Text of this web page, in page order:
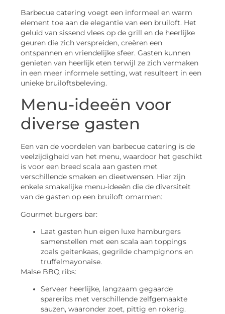
Barbecue catering voegt een informeel en warm
element toe aan de elegantie van een bruiloft. Het
geluid van sissend vlees op de grill en de heerlijke
geuren die zich verspreiden, creëren een
ontspannen en vriendelijke sfeer. Gasten kunnen
genieten van heerlijk eten terwijl ze zich vermaken
in een meer informele setting, wat resulteert in een
unieke bruiloftsbeleving.
Menu-ideeën voor
diverse gasten
Een van de voordelen van barbecue catering is de
veelzijdigheid van het menu, waardoor het geschikt
is voor een breed scala aan gasten met
verschillende smaken en dieetwensen. Hier zijn
enkele smakelijke menu-ideeën die de diversiteit
van de gasten op een bruiloft omarmen:
Gourmet burgers bar:
Laat gasten hun eigen luxe hamburgers
samenstellen met een scala aan toppings
zoals geitenkaas, gegrilde champignons en
truffelmayonaise.
Malse BBQ ribs:
Serveer heerlijke, langzaam gegaarde
spareribs met verschillende zelfgemaakte
sauzen, waaronder zoet, pittig en rokerig.